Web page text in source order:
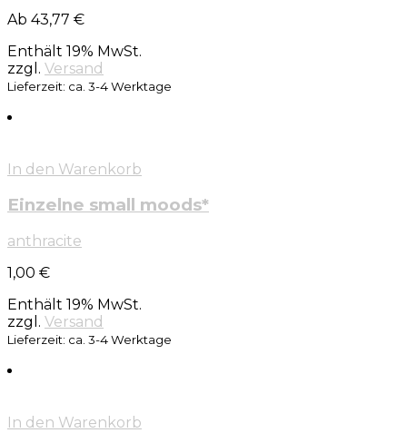
Ab 43,77 €
Enthält 19% MwSt.
zzgl. Versand
Lieferzeit: ca. 3-4 Werktage
In den Warenkorb
Einzelne small moods*
anthracite
1,00 €
Enthält 19% MwSt.
zzgl. Versand
Lieferzeit: ca. 3-4 Werktage
In den Warenkorb